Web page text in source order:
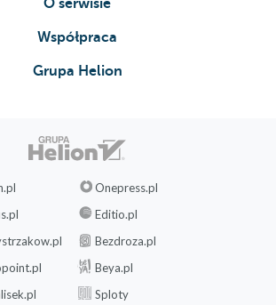
O serwisie
Współpraca
Grupa Helion
Onepress.pl
Editio.pl
Bezdroza.pl
Beya.pl
Sploty